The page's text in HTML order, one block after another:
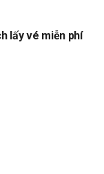
lấy vé miễn phí